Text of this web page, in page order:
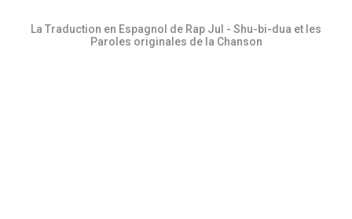
La Traduction en Espagnol de Rap Jul - Shu-bi-dua et les
Paroles originales de la Chanson